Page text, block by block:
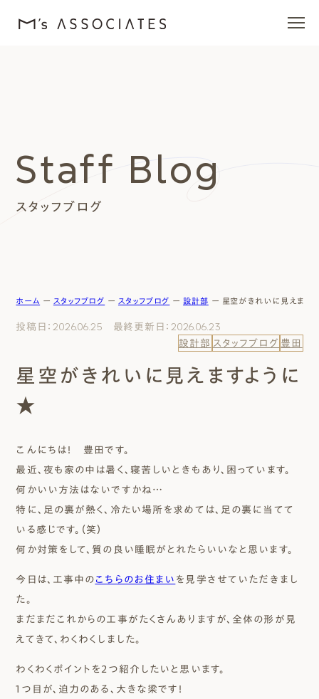
エムズを愛する人たち
施工事例
エムズのこと
0120-40-6613
ファーストプランを試す
スタッフブログ
Staff Blog
ホーム ー スタッフブログ ー スタッフブログ ー設計部 ー 星空がきれいに見えます
投稿日：2026.06.25 最終更新日：2026.06.23
設計部 スタッフブログ 豊田
星空がきれいに見えますように
★
こんにちは！ 豊田です。
最近、夜も家の中は暑く、寝苦しいときもあり、困っています。
何かいい方法はないですかね…
特に、足の裏が熱く、冷たい場所を求めては、足の裏に当てて
いる感じです。（笑）
何か対策をして、質の良い睡眠がとれたらいいなと思います。
今日は、工事中の こちらのお住まい を見学させていただきまし
た。
まだまだこれからの工事がたくさんありますが、全体の形が見
えてきて、わくわくしました。
わくわくポイントを２つ紹介したいと思います。
1つ目が、迫力のある、大きな梁です！